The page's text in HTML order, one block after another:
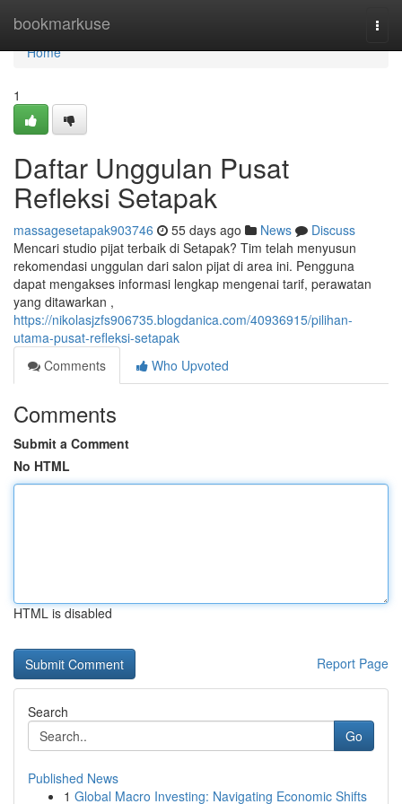
bookmarkuse
Home
Home
1
Daftar Unggulan Pusat
Refleksi Setapak
massagesetapak903746 55 days ago News
Discuss
Mencari studio pijat terbaik di Setapak? Tim telah menyusun
rekomendasi unggulan dari salon pijat di area ini. Pengguna
dapat mengakses informasi lengkap mengenai tarif, perawatan
yang ditawarkan ,
https://nikolasjzfs906735.blogdanica.com/40936915/pilihan-
utama-pusat-refleksi-setapak
Comments
Who Upvoted
Comments
Submit a Comment
No HTML
HTML is disabled
Report Page
Search
Go
Published News
1 Global Macro Investing: Navigating Economic Shifts